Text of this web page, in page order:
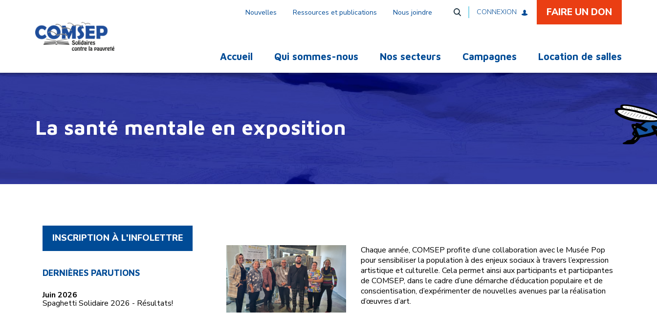
Nouvelles Ressources et publications Nous joindre CONNEXION FAIRE UN DON
Accueil Qui sommes-nous Nos secteurs Campagnes Location de salles
La santé mentale en exposition
INSCRIPTION À L'INFOLETTRE
DERNIÈRES PARUTIONS
Juin 2026
Spaghetti Solidaire 2026 - Résultats!
Chaque année, COMSEP profite d’une collaboration avec le Musée Pop
pour sensibiliser la population à des enjeux sociaux à travers l’expression
artistique et culturelle. Cela permet ainsi aux participants et participantes
de COMSEP, dans le cadre d’une démarche d’éducation populaire et de
conscientisation, d’expérimenter de nouvelles avenues par la réalisation
d’œuvres d’art.